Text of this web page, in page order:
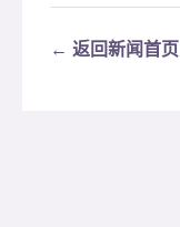
← 返回新闻首页